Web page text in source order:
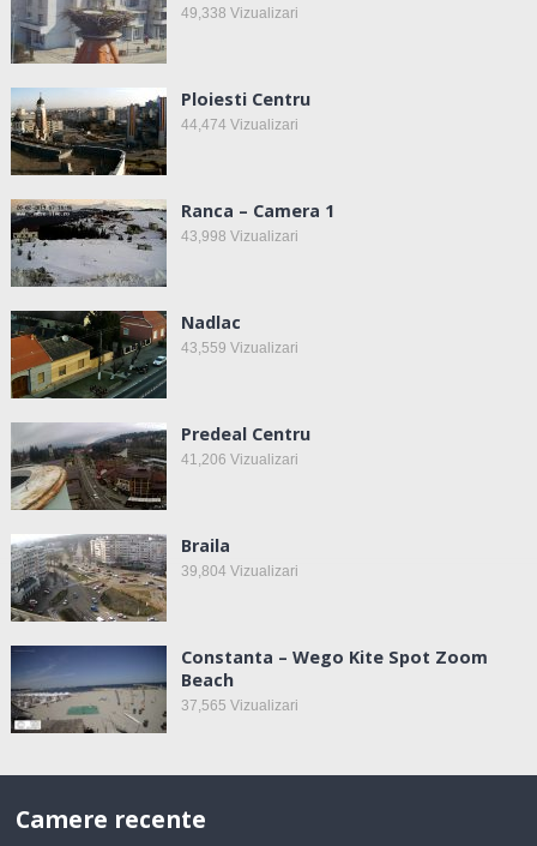
49,338 Vizualizari
Ploiesti Centru
44,474 Vizualizari
Ranca – Camera 1
43,998 Vizualizari
Nadlac
43,559 Vizualizari
Predeal Centru
41,206 Vizualizari
Braila
39,804 Vizualizari
Constanta – Wego Kite Spot Zoom
Beach
37,565 Vizualizari
Camere recente